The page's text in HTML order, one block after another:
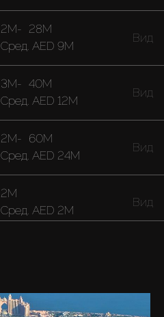
2M- 28M
Cред. AED 9M
Вид
3M- 40M
Cред. AED 12M
Вид
2M- 60M
Cред. AED 24M
Вид
2M
Cред. AED 2M
Вид